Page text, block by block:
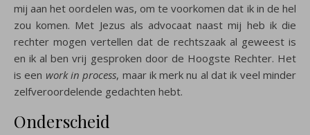
mij aan het oordelen was, om te voorkomen dat ik in de hel
zou komen. Met Jezus als advocaat naast mij heb ik die
rechter mogen vertellen dat de rechtszaak al geweest is
en ik al ben vrij gesproken door de Hoogste Rechter. Het
is een work in process, maar ik merk nu al dat ik veel minder
zelfveroordelende gedachten hebt.
Onderscheid